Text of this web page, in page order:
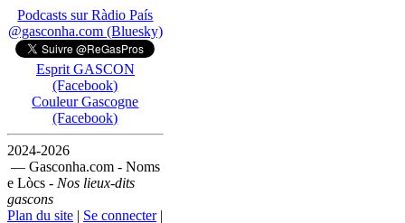
Podcasts sur Ràdio País
@gasconha.com (Bluesky)
Esprit GASCON
(Facebook)
Couleur Gascogne
(Facebook)
2024-2026
— Gasconha.com - Noms
e Lòcs - Nos lieux-dits
gascons
Plan du site | Se connecter|